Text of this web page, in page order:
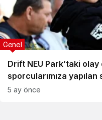
Drift NEU Park’taki
sporcularımıza yapılan
Genel
5 ay önce